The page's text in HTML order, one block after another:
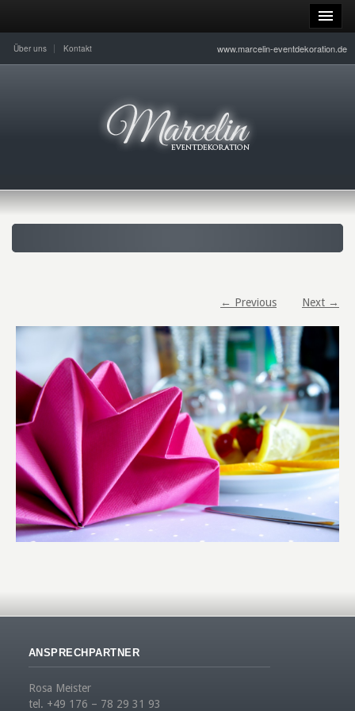
Über uns Kontakt www.marcelin-eventdekoration.de
← Previous Next →
ANSPRECHPARTNER
Rosa Meister
tel. +49 176 – 78 29 31 93